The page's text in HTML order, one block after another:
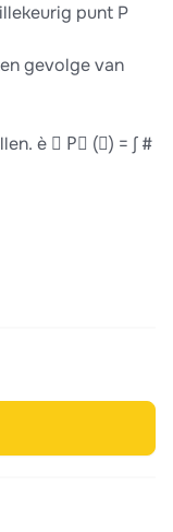
punt P
gevolge van
è 𝐵 P⃗ (𝑃) = ∫ #